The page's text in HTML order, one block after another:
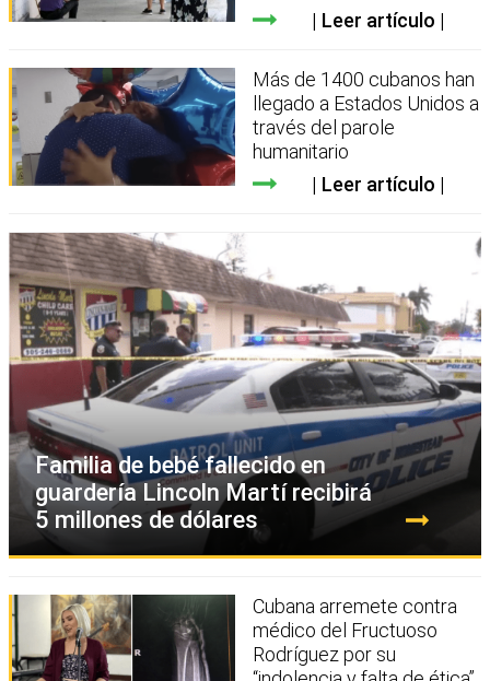
Leer artículo
Más de 1400 cubanos han
llegado a Estados Unidos a
través del parole
humanitario
Leer artículo
Familia de bebé fallecido en
guardería Lincoln Martí recibirá
5 millones de dólares
Cubana arremete contra
médico del Fructuoso
Rodríguez por su